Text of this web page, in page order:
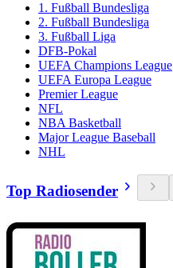
1. Fußball Bundesliga
2. Fußball Bundesliga
3. Fußball Liga
DFB-Pokal
UEFA Champions League
UEFA Europa League
Premier League
NFL
NBA Basketball
Major League Baseball
NHL
Top Radiosender